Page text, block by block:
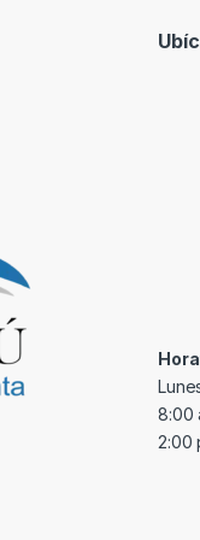
8:00
2:00